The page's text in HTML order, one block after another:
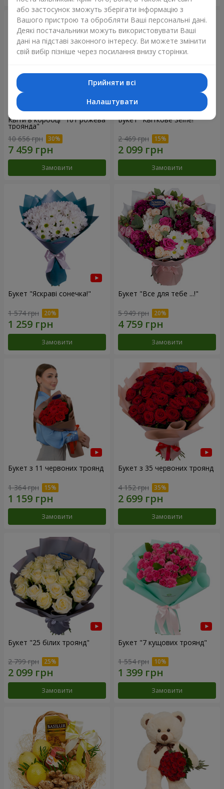
Квіти в коробці "101 рожева
троянда"
10 656 грн
Замовити
Букет "Квіткове Selfie!"
2 469 грн
Замовити
Букет "Яскраві сонечка!"
1 574 грн
Замовити
Букет "Все для тебе ...!"
5 949 грн
Замовити
Букет з 11 червоних троянд
1 364 грн
Замовити
Букет з 35 червоних троянд
4 152 грн
Замовити
Букет "25 білих троянд"
2 799 грн
Замовити
Букет "7 кущових троянд"
1 554 грн
Замовити
або застосунок зможуть зберігати інформацію з
Вашого пристрою та обробляти Ваші персональні дані.
Деякі постачальники можуть використовувати Ваші
дані на підставі законного інтересу. Ви можете змінити
свій вибір пізніше через посилання внизу сторінки.
Прийняти всі
Налаштувати